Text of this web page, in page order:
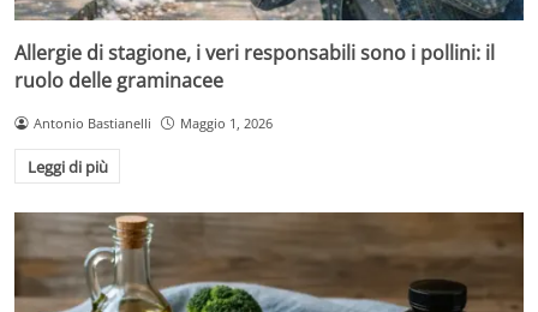
Allergie di stagione, i veri responsabili sono i pollini: il
ruolo delle graminacee
Antonio Bastianelli Maggio 1, 2026
Leggi di più